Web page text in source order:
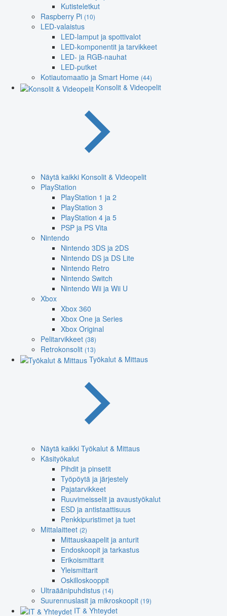
Kutisteletkut
Raspberry Pi (10)
LED-valaistus
LED-lamput ja spottivalot
LED-komponentit ja tarvikkeet
LED- ja RGB-nauhat
LED-putket
Kotiautomaatio ja Smart Home (44)
Konsolit & Videopelit
Näytä kaikki Konsolit & Videopelit
PlayStation
PlayStation 1 ja 2
PlayStation 3
PlayStation 4 ja 5
PSP ja PS Vita
Nintendo
Nintendo 3DS ja 2DS
Nintendo DS ja DS Lite
Nintendo Retro
Nintendo Switch
Nintendo Wii ja Wii U
Xbox
Xbox 360
Xbox One ja Series
Xbox Original
Pelitarvikkeet (38)
Retrokonsolit (13)
Työkalut & Mittaus
Näytä kaikki Työkalut & Mittaus
Käsityökalut
Pihdit ja pinsetit
Työpöytä ja järjestely
Pajatarvikkeet
Ruuvimeisselit ja avaustyökalut
ESD ja antistaattisuus
Penkkipuristimet ja tuet
Mittalaitteet (2)
Mittauskaapelit ja anturit
Endoskoopit ja tarkastus
Erikoismittarit
Yleismittarit
Oskilloskooppit
Ultraäänipuhdistus (14)
Suurennuslasit ja mikroskoopit (19)
IT & Yhteydet